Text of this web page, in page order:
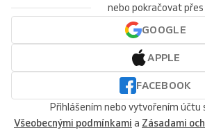
nebo pokračovat přes
GOOGLE
APPLE
FACEBOOK
Přihlášením nebo vytvořením účtu
Všeobecnými podmínkami a Zásadami